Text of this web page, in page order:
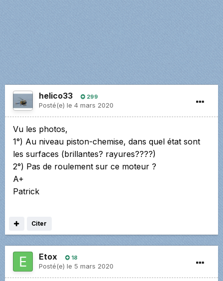
helico33 299
Posté(e) le 4 mars 2020
Vu les photos,
1°) Au niveau piston-chemise, dans quel état sont
les surfaces (brillantes? rayures????)
2°) Pas de roulement sur ce moteur ?
A+
Patrick
Citer
Etox 18
Posté(e) le 5 mars 2020